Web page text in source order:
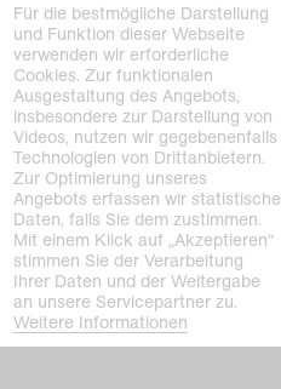
home
ausstellungen
programm
sammlung
e-mail
kunstmuseenkrefeld.de
K+ Café im KWM
+49 2151 4427750
e-mail
Kaiser Wilhelm Museum
Joseph-Beuys-Platz 1
47798 Krefeld
Für die bestmögliche Darstellung
und Funktion dieser Webseite
verwenden wir erforderliche
Cookies. Zur funktionalen
Ausgestaltung des Angebots,
insbesondere zur Darstellung von
Videos, nutzen wir gegebenenfalls
Technologien von Drittanbietern.
Zur Optimierung unseres
Angebots erfassen wir statistische
Daten, falls Sie dem zustimmen.
Mit einem Klick auf „Akzeptieren“
stimmen Sie der Verarbeitung
Ihrer Daten und der Weitergabe
an unsere Servicepartner zu.
Weitere Informationen